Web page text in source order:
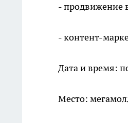
- продвижение
- контент-
Дата и время:
Место: